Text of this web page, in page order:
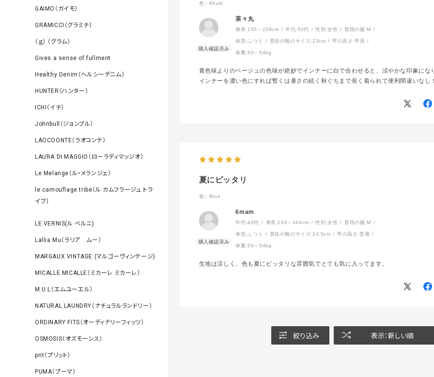
GAIMO（ガイモ）
GRAMICCI（グラミチ）
（ｇ） （グラム）
Gives a sense of fullment
Healthy Denim（ヘルシーデニム）
HUNTER（ハンター）
ICHI（イチ）
Johnbull（ジョンブル）
LAOCOONTE（ラオコンテ）
LAURA DI MAGGIO（ローラディマッジオ）
Le Melange（ル・メランジェ）
le camouflage tribe（ル カムフラージュ トラ
イブ）
LE VERNIS(ル ベルニ)
Lallia Mu（ラリア ムー）
MARGAUX VINTAGE (マルゴーヴィンテージ)
MICALLE MICALLE（ミカーレ ミカーレ）
M.U.L（エムユーエル）
NATURAL LAUNDRY（ナチュラルランドリー）
ORDINARY FITS（オーディナリーフィッツ）
OSMOSIS（オズモーシス）
prit（プリット）
PUMA（プーマ）
色：Khaki
茶々丸
身長:155～159cm 年代:50代 性別:女性 普段の服: M
体型:ふつう 普段の靴のサイズ:23cm 甲の高さ:甲高
体重:50～54kg
黄色味よりのベージュの色味が絶妙でインナーに白で合わせると、涼やかな印象にな
インナーを濃い色にすれば暫くは暑さの続く秋ぐちまで長く着られて便利間違いなし
夏にピッタリ
色：Blue
6mam
年代:40代 身長:160～164cm 性別:女性 普段の服: M
体型:ふつう 普段の靴のサイズ:24.5cm 甲の高さ:普通
体重:50～54kg
生地は涼しく、色も夏にピッタリな雰囲気でとても気に入ってます。
絞り込み 表示：新しい順